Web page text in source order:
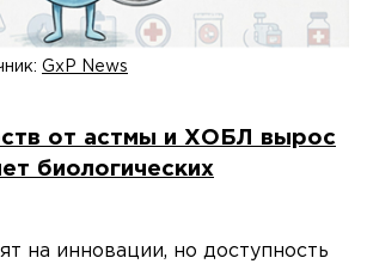
GxP News
от астмы и ХОБЛ вырос
биологических
на инновации, но доступность